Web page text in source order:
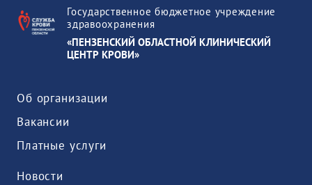
Государственное бюджетное учреждение
здравоохранения
«ПЕНЗЕНСКИЙ ОБЛАСТНОЙ КЛИНИЧЕСКИЙ
ЦЕНТР КРОВИ»
Об организации
Вакансии
Платные услуги
Новости